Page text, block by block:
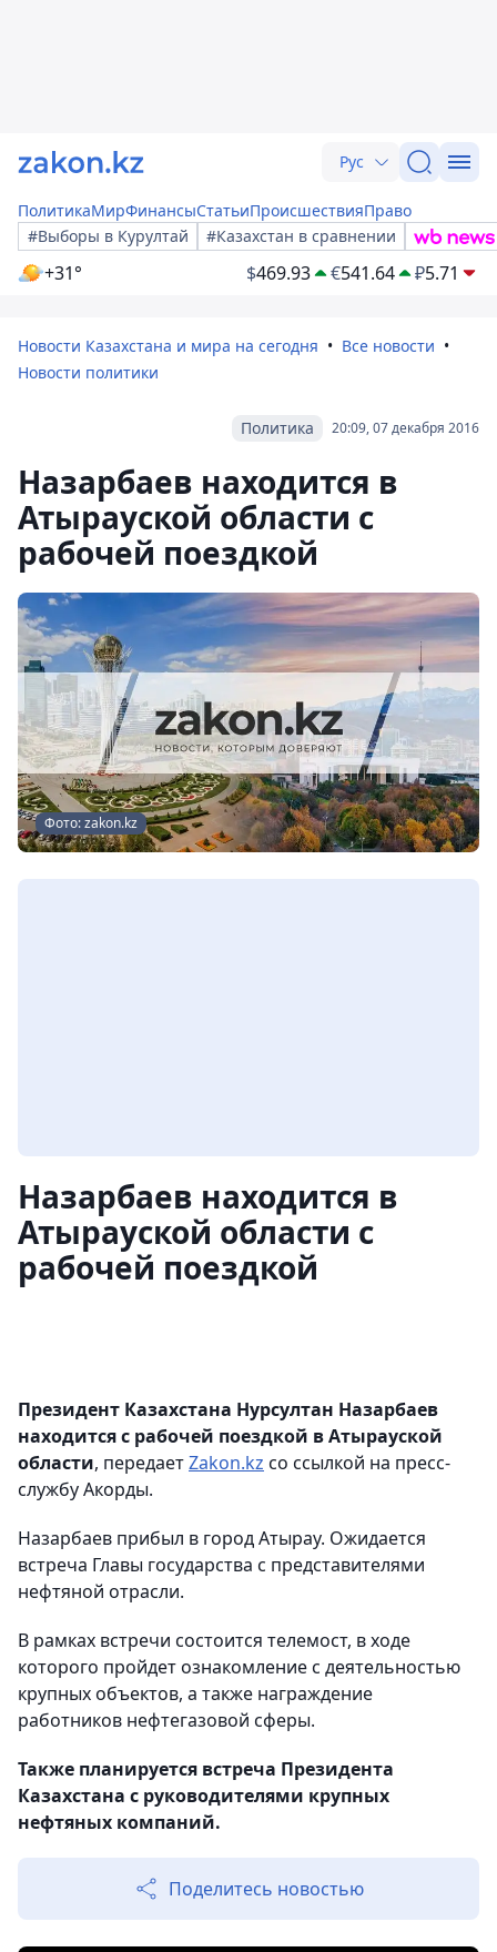
Рус
ПолитикаМирФинансыСтатьиПроисшествияПраво
#Выборы в Курултай
#Казахстан в сравнении
+31° $469.93 €541.64 ₽5.71
Новости Казахстана и мира на сегодня
Все новости
Новости политики
20:09, 07 декабря 2016
Политика
Назарбаев находится в
Атырауской области с
рабочей поездкой
Фото: zakon.kz
Назарбаев находится в
Атырауской области с
рабочей поездкой
Президент Казахстана Нурсултан Назарбаев
находится с рабочей поездкой в Атырауской
области, передаетZakon.kz со ссылкой на пресс-
службу Акорды.
Назарбаев прибыл в город Атырау. Ожидается
встреча Главы государства с представителями
нефтяной отрасли.
В рамках встречи состоится телемост, в ходе
которого пройдет ознакомление с деятельностью
крупных объектов, а также награждение
работников нефтегазовой сферы.
Также планируется встреча Президента
Казахстана с руководителями крупных
нефтяных компаний.
Поделитесь новостью